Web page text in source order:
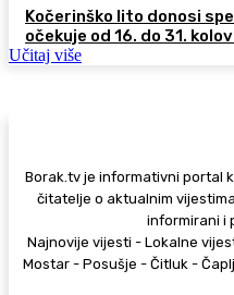
Kočerinško lito donosi
očekuje od 16. do 31.
Učitaj više
Borak.tv je informativni portal
čitatelje o aktualnim
informirani i
Najnovije vijesti - Lokalne
Mostar - Posušje - Čitluk -